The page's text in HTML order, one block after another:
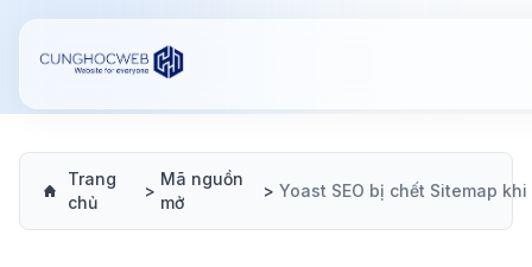
Trang
chủ
>
Mã nguồn
mở
>